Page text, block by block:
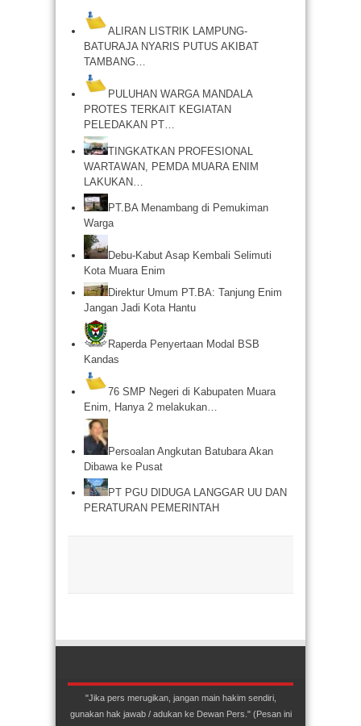
ALIRAN LISTRIK LAMPUNG-
BATURAJA NYARIS PUTUS AKIBAT
TAMBANG…
PULUHAN WARGA MANDALA
PROTES TERKAIT KEGIATAN
PELEDAKAN PT…
TINGKATKAN PROFESIONAL
WARTAWAN, PEMDA MUARA ENIM
LAKUKAN…
PT.BA Menambang di Pemukiman
Warga
Debu-Kabut Asap Kembali Selimuti
Kota Muara Enim
Direktur Umum PT.BA: Tanjung Enim
Jangan Jadi Kota Hantu
Raperda Penyertaan Modal BSB
Kandas
76 SMP Negeri di Kabupaten Muara
Enim, Hanya 2 melakukan…
Persoalan Angkutan Batubara Akan
Dibawa ke Pusat
PT PGU DIDUGA LANGGAR UU DAN
PERATURAN PEMERINTAH
"Jika pers merugikan, jangan main hakim sendiri,
gunakan hak jawab / adukan ke Dewan Pers." (Pesan ini